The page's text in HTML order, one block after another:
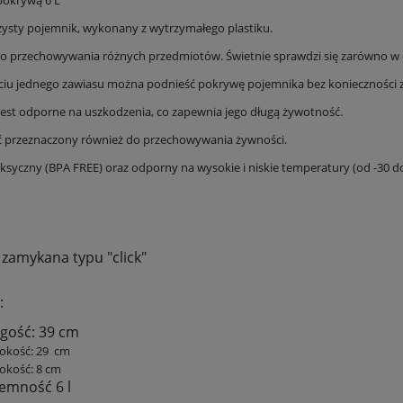
na klipsy 43x33cm
32,11 zł
regularna:34,90 zł
cena:
34,90 zł
DO KOSZYKA
Cena regularna: 27,90 zł
Najniższa cena:
25,11 zł
DO KOSZYKA
pojemnik, wykonany z wytrzymałego plastiku.
przechowywania różnych przedmiotów. Świetnie sprawdzi się zarówno
jednego zawiasu można podnieść pokrywę pojemnika bez konieczności
odporne na uszkodzenia, co zapewnia jego długą żywotność.
przeznaczony również do przechowywania żywności.
(BPA FREE) oraz odporny na wysokie i niskie temperatury (od -30
typu "click"
39 cm
29 cm
8 cm
6 l